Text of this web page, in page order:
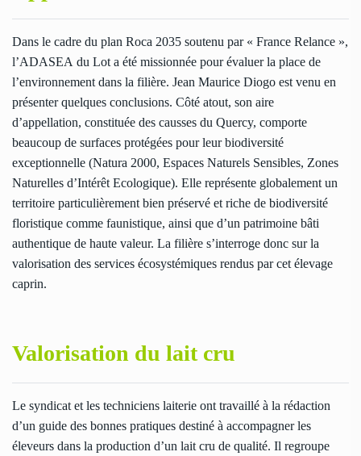
Dans le cadre du plan Roca 2035 soutenu par « France Relance »,
l’ADASEA du Lot a été missionnée pour évaluer la place de
l’environnement dans la filière. Jean Maurice Diogo est venu en
présenter quelques conclusions. Côté atout, son aire
d’appellation, constituée des causses du Quercy, comporte
beaucoup de surfaces protégées pour leur biodiversité
exceptionnelle (Natura 2000, Espaces Naturels Sensibles, Zones
Naturelles d’Intérêt Ecologique). Elle représente globalement un
territoire particulièrement bien préservé et riche de biodiversité
floristique comme faunistique, ainsi que d’un patrimoine bâti
authentique de haute valeur. La filière s’interroge donc sur la
valorisation des services écosystémiques rendus par cet élevage
caprin.
Valorisation du lait cru
Le syndicat et les techniciens laiterie ont travaillé à la rédaction
d’un guide des bonnes pratiques destiné à accompagner les
éleveurs dans la production d’un lait cru de qualité. Il regroupe